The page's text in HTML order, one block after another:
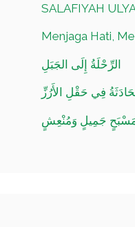
SALAFIYAH
Menjaga Hati,
الرِّحْلَةُ إِلَى الجَبَلِ
فِي حَقْلِ الأَرُزِّ
جَمِيلٍ وَمُنْعِشٍ